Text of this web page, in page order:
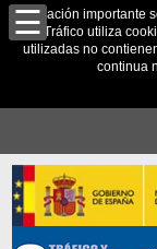
Información importante
de Tráfico utiliza
utilizadas no
continua